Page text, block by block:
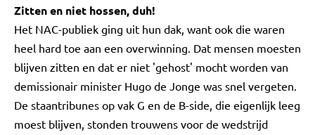
Zitten en niet hossen, duh!
Het NAC-publiek ging uit hun dak, want ook die waren
heel hard toe aan een overwinning. Dat mensen moesten
blijven zitten en dat er niet 'gehost' mocht worden van
demissionair minister Hugo de Jonge was snel vergeten.
De staantribunes op vak G en de B-side, die eigenlijk leeg
moest blijven, stonden trouwens voor de wedstrijd